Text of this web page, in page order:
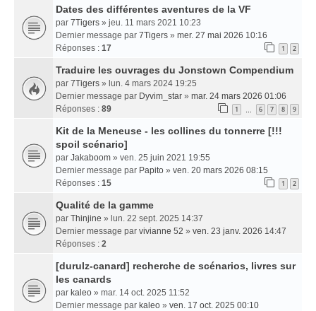
Dates des différentes aventures de la VF
par 7Tigers » jeu. 11 mars 2021 10:23
Dernier message par 7Tigers » mer. 27 mai 2026 10:16
Réponses : 17 1 2
Traduire les ouvrages du Jonstown Compendium
par 7Tigers » lun. 4 mars 2024 19:25
Dernier message par Dyvim_star » mar. 24 mars 2026 01:06
Réponses : 89 1 6 7 8 9
Kit de la Meneuse - les collines du tonnerre [!!!
spoil scénario]
par Jakaboom » ven. 25 juin 2021 19:55
Dernier message par Papito » ven. 20 mars 2026 08:15
Réponses : 15 1 2
Qualité de la gamme
par Thinjine » lun. 22 sept. 2025 14:37
Dernier message par vivianne 52 » ven. 23 janv. 2026 14:47
Réponses : 2
[durulz-canard] recherche de scénarios, livres sur
les canards
par kaleo » mar. 14 oct. 2025 11:52
Dernier message par kaleo » ven. 17 oct. 2025 00:10